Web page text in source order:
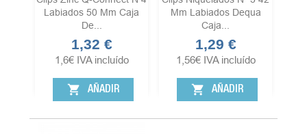
Labiados 50 Mm Caja
De...
Precio
1,32 €
1,6€ IVA incluído
shopping_cart AÑADIR
Mm Labiados Dequa
Caja...
Precio
1,29 €
1,56€ IVA incluído
shopping_cart AÑADIR